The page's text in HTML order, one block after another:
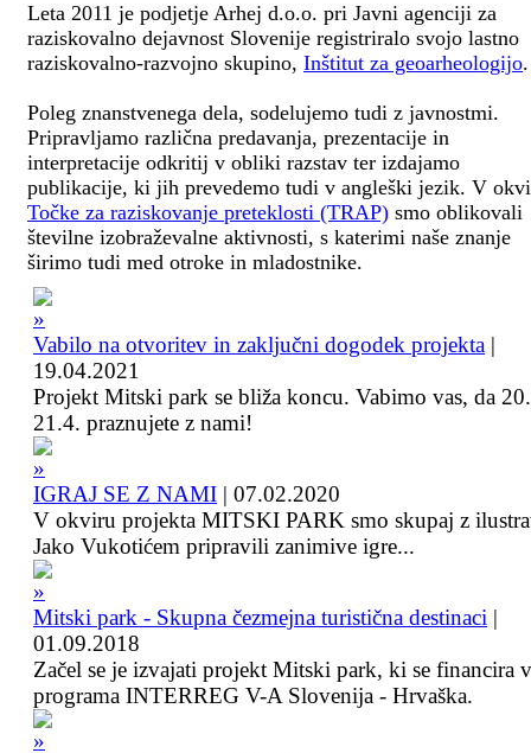
Leta 2011 je podjetje Arhej d.o.o. pri Javni agenciji za
raziskovalno dejavnost Slovenije registriralo svojo lastno
raziskovalno-razvojno skupino, Inštitut za geoarheologijo.
Poleg znanstvenega dela, sodelujemo tudi z javnostmi.
Pripravljamo različna predavanja, prezentacije in
interpretacije odkritij v obliki razstav ter izdajamo
publikacije, ki jih prevedemo tudi v angleški jezik. V
Točke za raziskovanje preteklosti (TRAP) smo oblikovali
številne izobraževalne aktivnosti, s katerimi naše znanje
širimo tudi med otroke in mladostnike.
Vabilo na otvoritev in zaključni dogodek projekta |
19.04.2021
Projekt Mitski park se bliža koncu. Vabimo vas, da
21.4. praznujete z nami!
IGRAJ SE Z NAMI | 07.02.2020
V okviru projekta MITSKI PARK smo skupaj z
Jako Vukotićem pripravili zanimive igre...
Mitski park - Skupna čezmejna turistična destinaci |
01.09.2018
Začel se je izvajati projekt Mitski park, ki se financira
programa INTERREG V-A Slovenija - Hrvaška.